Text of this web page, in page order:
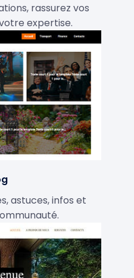
rassurez vos
expertise.
astuces, infos et